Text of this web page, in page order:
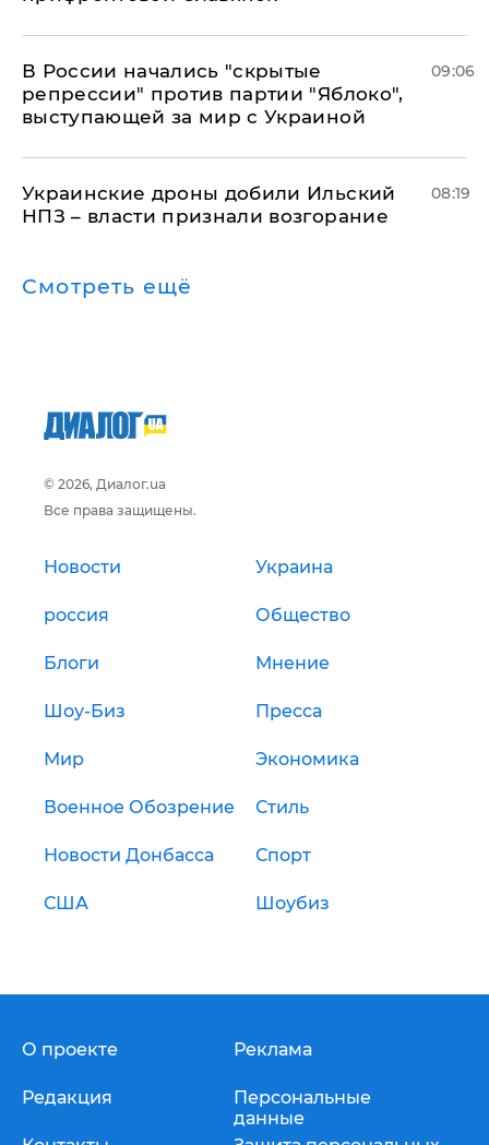
В России начались "скрытые
репрессии" против партии "Яблоко",
выступающей за мир с Украиной
09:06
Украинские дроны добили Ильский
НПЗ – власти признали возгорание
08:19
Смотреть ещё
© 2026, Диалог.ua
Все права защищены.
Новости Украина
россия Общество
Блоги Мнение
Шоу-Биз Пресса
Мир Экономика
Военное Обозрение Стиль
Новости Донбасса Спорт
США Шоубиз
О проекте
Редакция
Реклама
Персональные
данные